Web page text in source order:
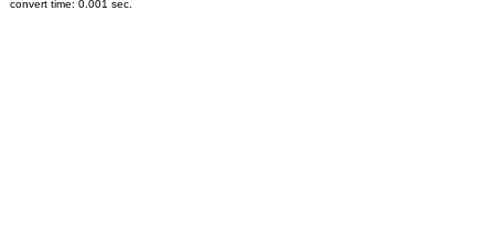
convert time: 0.001 sec.